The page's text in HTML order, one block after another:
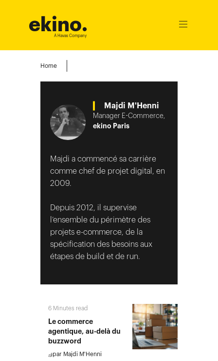
ekino.
A Havas Company
Ouvrir
Home
Majdi M'Henni
Manager E-Commerce,
ekino Paris
Majdi a commencé sa carrière
comme chef de projet digital, en
2009.
Depuis 2012, il supervise
l’ensemble du périmètre des
projets e-commerce, de la
spécification des besoins aux
étapes de build et de run.
6 Minutes read
Le commerce
agentique, au-delà du
buzzword
par Majdi M'Henni